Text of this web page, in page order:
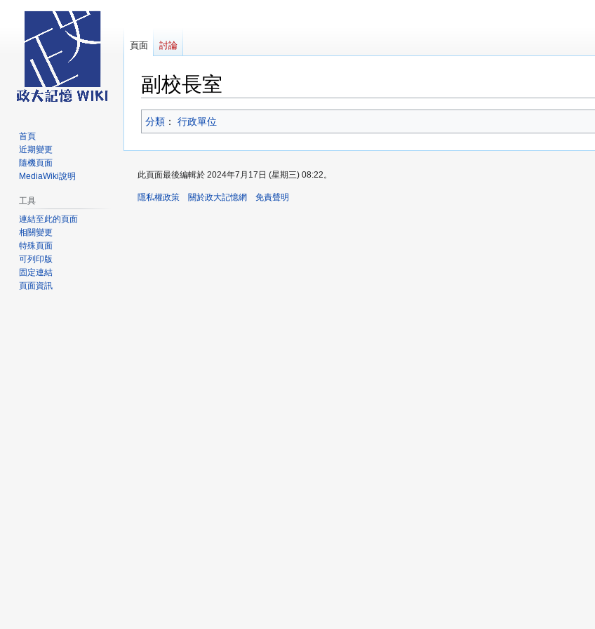
副校長室
跳
至
導
跳
至
搜
分類 ：​ 行政單位
頁面 討論
首頁
近期變更
隨機頁面
MediaWiki說明
工具
連結至此的頁面
相關變更
特殊頁面
可列印版
固定連結
頁面資訊
此頁面最後編輯於 2024年7月17日 (星期三) 08:22。
隱私權政策 關於政大記憶網 免責聲明